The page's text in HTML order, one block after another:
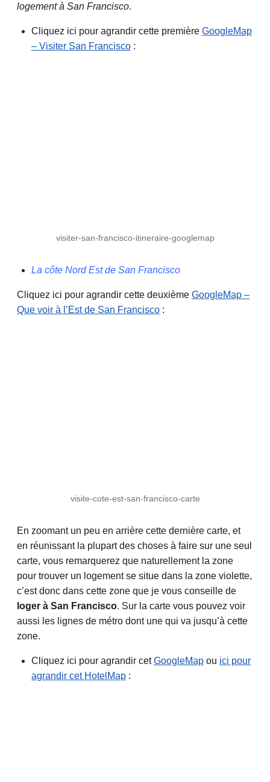
logement à San Francisco.
Cliquez ici pour agrandir cette première GoogleMap
– Visiter San Francisco :
visiter-san-francisco-itineraire-googlemap
La côte Nord Est de San Francisco
Cliquez ici pour agrandir cette deuxième GoogleMap –
Que voir à l’Est de San Francisco :
visite-cote-est-san-francisco-carte
En zoomant un peu en arrière cette dernière carte, et
en réunissant la plupart des choses à faire sur une seul
carte, vous remarquerez que naturellement la zone
pour trouver un logement se situe dans la zone violette,
c’est donc dans cette zone que je vous conseille de
loger à San Francisco. Sur la carte vous pouvez voir
aussi les lignes de métro dont une qui va jusqu’à cette
zone.
Cliquez ici pour agrandir cetGoogleMap ou ici pour
agrandir cet HotelMap :